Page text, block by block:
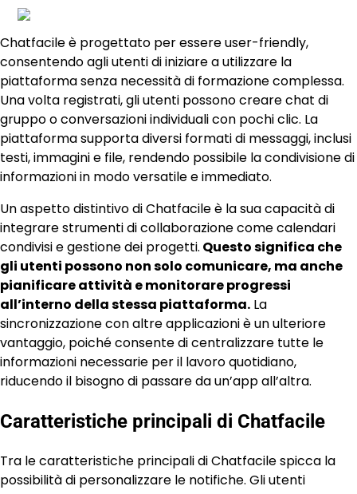
Chatfacile è progettato per essere user-friendly,
consentendo agli utenti di iniziare a utilizzare la
piattaforma senza necessità di formazione complessa.
Una volta registrati, gli utenti possono creare chat di
gruppo o conversazioni individuali con pochi clic. La
piattaforma supporta diversi formati di messaggi, inclusi
testi, immagini e file, rendendo possibile la condivisione di
informazioni in modo versatile e immediato.
Un aspetto distintivo di Chatfacile è la sua capacità di
integrare strumenti di collaborazione come calendari
condivisi e gestione dei progetti. Questo significa che
gli utenti possono non solo comunicare, ma anche
pianificare attività e monitorare progressi
all’interno della stessa piattaforma. La
sincronizzazione con altre applicazioni è un ulteriore
vantaggio, poiché consente di centralizzare tutte le
informazioni necessarie per il lavoro quotidiano,
riducendo il bisogno di passare da un’app all’altra.
Caratteristiche principali di Chatfacile
Tra le caratteristiche principali di Chatfacile spicca la
possibilità di personalizzare le notifiche. Gli utenti